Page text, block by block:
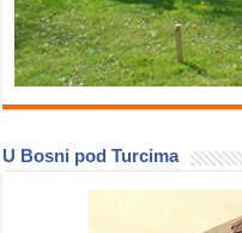
U Bosni pod Turcima